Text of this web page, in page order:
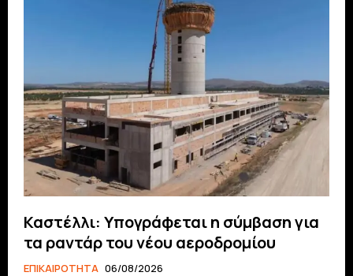
Καστέλλι: Υπογράφεται η σύμβαση για
τα ραντάρ του νέου αεροδρομίου
ΕΠΙΚΑΙΡΟΤΗΤΑ 06/08/2026